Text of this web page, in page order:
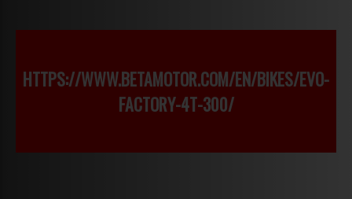
HTTPS://WWW.BETAMOTOR.COM/EN/BIKES/EVO-
FACTORY-4T-300/